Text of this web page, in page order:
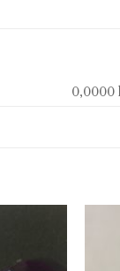
0,0000